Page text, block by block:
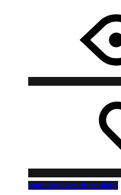
souhaits Liste de souhaits